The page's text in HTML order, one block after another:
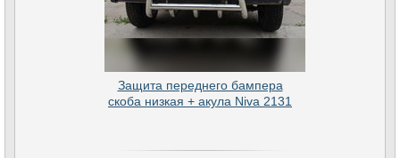
Защита переднего бампера
скоба низкая + акула Niva 2131